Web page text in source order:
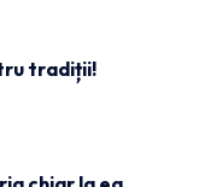
tradiții!